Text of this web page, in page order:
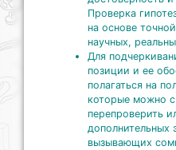
Проверка
на основе
научных,
Для
позиции и ее
полагаться на
которые можно
перепроверить
дополнительных
вызывающих